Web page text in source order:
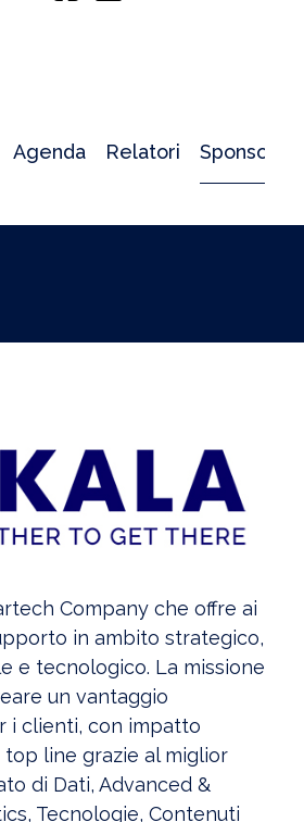
Agenda Relatori Sponsor
Company che offre ai
in ambito strategico,
e tecnologico. La missione
un vantaggio
i clienti, con impatto
top line grazie al miglior
di Dati, Advanced &
Tecnologie, Contenuti